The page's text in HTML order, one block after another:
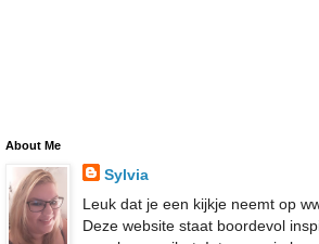
About Me
Sylvia
Leuk dat je een kijkje neemt op
Deze website staat boordevol